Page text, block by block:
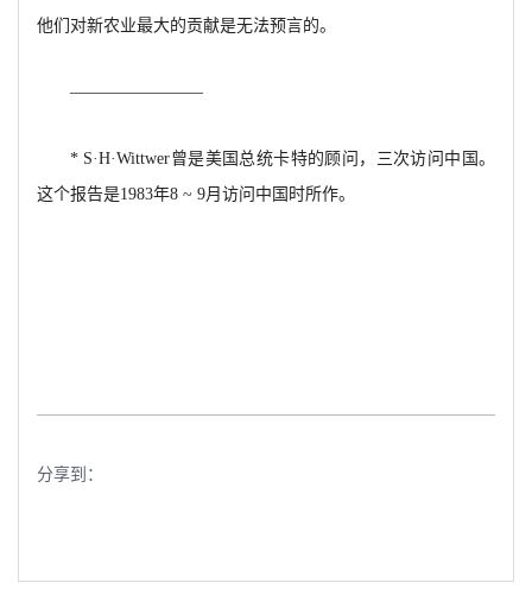
他们对新农业最大的贡献是无法预言的。
————————
* S·H·Wittwer曾是美国总统卡特的顾问，三次访问中国。
这个报告是1983年8 ~ 9月访问中国时所作。
分享到：